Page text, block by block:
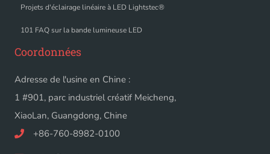
Projets d'éclairage linéaire à LED Lightstec®
101 FAQ sur la bande lumineuse LED
Coordonnées
Adresse de l'usine en Chine :
1 #901, parc industriel créatif Meicheng,
XiaoLan, Guangdong, Chine
+86-760-8982-0100